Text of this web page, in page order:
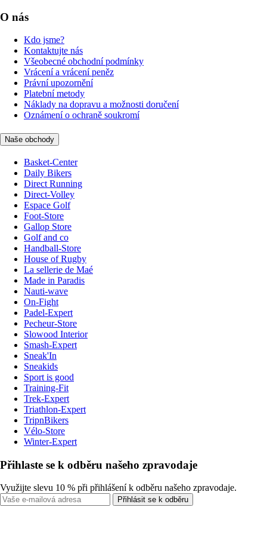
O nás
Kdo jsme?
Kontaktujte nás
Všeobecné obchodní podmínky
Vrácení a vrácení peněz
Právní upozornění
Platební metody
Náklady na dopravu a možnosti doručení
Oznámení o ochraně soukromí
Naše obchody
Basket-Center
Daily Bikers
Direct Running
Direct-Volley
Espace Golf
Foot-Store
Gallop Store
Golf and co
Handball-Store
House of Rugby
La sellerie de Maé
Made in Paradis
Nauti-wave
On-Fight
Padel-Expert
Pecheur-Store
Slowood Interior
Smash-Expert
Sneak'In
Sneakids
Sport is good
Training-Fit
Trek-Expert
Triathlon-Expert
TripnBikers
Vélo-Store
Winter-Expert
Přihlaste se k odběru našeho zpravodaje
Využijte slevu 10 % při přihlášení k odběru našeho zpravodaje.
Přihlásit se k odběru